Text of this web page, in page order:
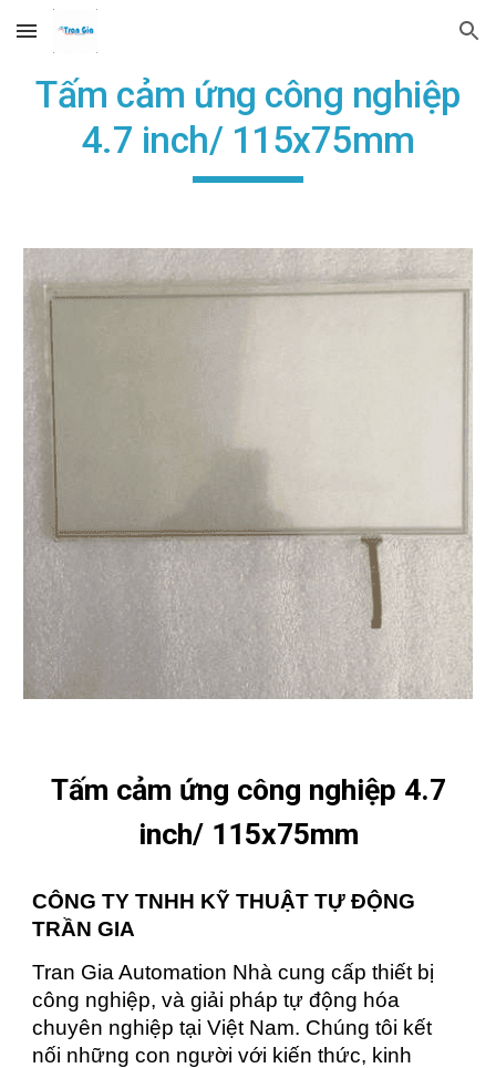
Skip to main content Skip to navigation
Tấm cảm ứng công nghiệp
4.7 inch/ 115x75mm
Tấm cảm ứng công nghiệp 4.7
inch/ 115x75mm
CÔNG TY TNHH KỸ THUẬT TỰ ĐỘNG
TRẦN GIA
Tran Gia Automation Nhà cung cấp thiết bị
công nghiệp, và giải pháp tự động hóa
chuyên nghiệp tại Việt Nam. Chúng tôi kết
nối những con người với kiến thức, kinh